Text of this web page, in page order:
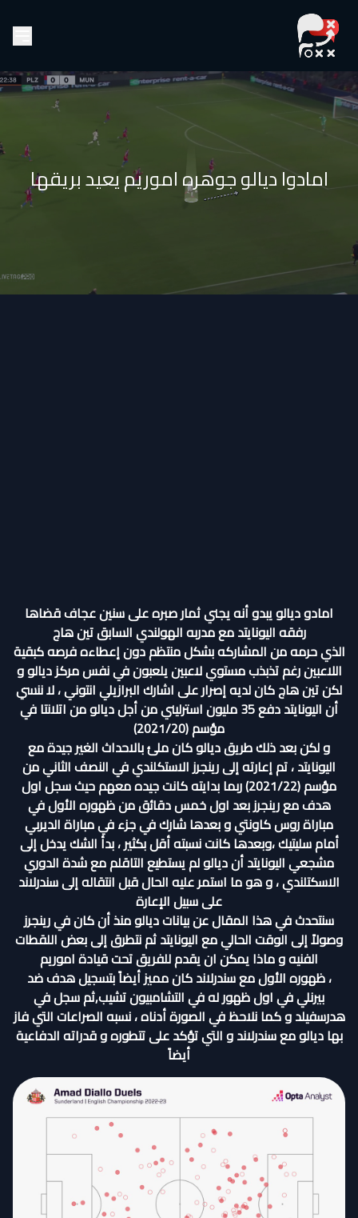
امادوا ديالو جوهره اموريم يعيد بريقها
امادو ديالو يبدو أنه يجني ثمار صبره على سنين عجاف قضاها
رفقه اليونايتد مع مدربه الهولندي السابق تين هاج
الذي حرمه من المشاركه بشكل منتظم دون إعطاءه فرصه كبقية
اللاعبين رغم تذبذب مستوي لاعبين يلعبون في نفس مركز ديالو و
لكن تين هاج كان لديه إصرار على اشارك البرازيلي انتوني ، لا ننسي
أن اليونايتد دفع 35 مليون استرليني من أجل ديالو من اتلانتا في
مؤسم (2021/20)
و لكن بعد ذلك طريق ديالو كان ملئ بالاحداث الغير جيدة مع
اليونايتد ، تم إعارته إلى رينجرز الاستكلندي في النصف الثاني من
مؤسم (2021/22) ربما بدايته كانت جيده معهم حيث سجل اول
هدف مع رينجرز بعد اول خمس دقائق من ظهوره الأول في
مباراة روس كاونتي و بعدها شارك في جزء في مباراة الديربي
أمام سليتيك ،وبعدها كانت نسبته أقل بكثير ، بدأ الشك يدخل إلى
مشجعي اليونايتد أن ديالو لم يستطيع التاقلم مع شدة الدوري
الاسكتلندي ، و هو ما استمر عليه الحال قبل انتقاله إلى سندرلاند
على سبيل الإعارة
سنتحدث في هذا المقال عن بيانات ديالو منذ أن كان في رينجرز
وصولاً إلى الوقت الحالي مع اليونايتد ثم نتطرق إلى بعض اللقطات
الفنيه و ماذا يمكن ان يقدم للفريق تحت قيادة اموريم
، ظهوره الأول مع سندرلاند كان مميز أيضاً بتسجيل هدف ضد
بيرنلي في اول ظهور له في التشامبيون تشيب,ثم سجل في
هدرسفيلد و كما نلاحظ في الصورة أدناه ، نسبه الصراعات التي فاز
بها ديالو مع سندرلاند و التي تؤكد على تتطوره و قدراته الدفاعية
أيضاً